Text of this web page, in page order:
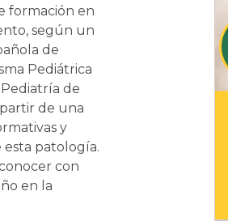
formación en
según un
de
Pediátrica
Pediatría de
de una
y
esta patología.
con
en la